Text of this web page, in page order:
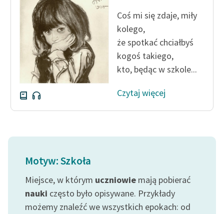
E-kolekcja lektur
szkolnych i literatury do
słuchania dla uczennic i
uczniów z
niepełnosprawnościami
Feministyczne inspiracje.
Popularyzacja
skandynawskiej literatury
Ręce pełne poezji
Kolekcje edukacyjne
do domeny publicznej,
lektur szkolnych oraz
Starego Testamentu
Coś mi się zdaje, miły
kolego,
że spotkać chciałbyś
kogoś takiego,
kto, będąc w szkole...
Czytaj więcej
Motyw: Szkoła
Miejsce, w którym uczniowie mają pobierać
nauki często było opisywane. Przykłady
możemy znaleźć we wszystkich epokach: od